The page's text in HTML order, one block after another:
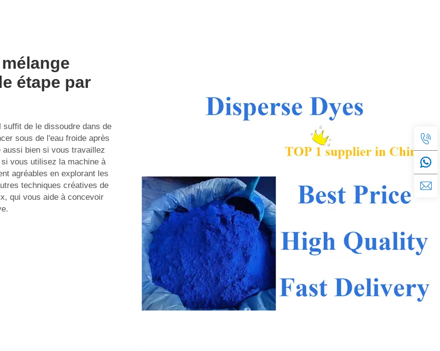
étape par
de le dissoudre dans de
sous de l'eau froide après
bien si vous travaillez
vous utilisez la machine à
agréables en explorant les
techniques créatives de
qui vous aide à concevoir